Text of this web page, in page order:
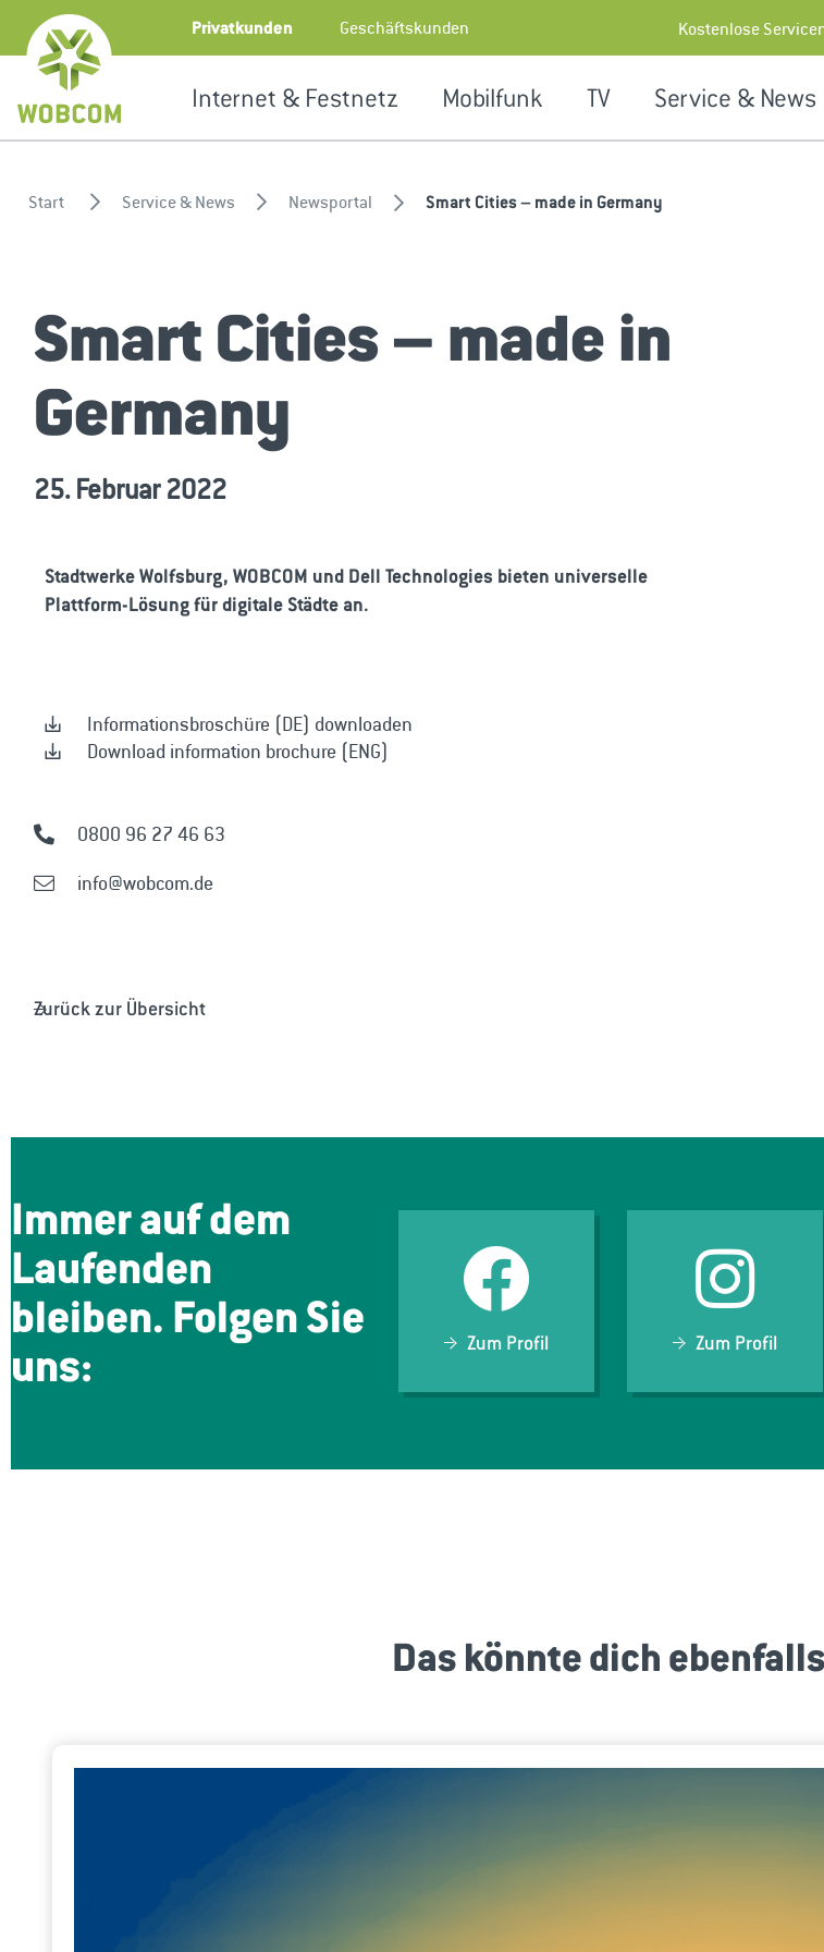
Zum Inhalt springen
Privatkunden Geschäftskunden Kostenlose
Internet & Festnetz Mobilfunk TV Service & News
Start Service & News Newsportal Smart Cities – made in Germany
Smart Cities – made in
Germany
25. Februar 2022
Stadtwerke Wolfsburg, WOBCOM und Dell Technologies bieten universelle
Plattform-Lösung für digitale Städte an.
Informationsbroschüre (DE) downloaden
Download information brochure (ENG)
0800 96 27 46 63
info@wobcom.de
Zurück zur Übersicht
Immer auf dem
Laufenden
bleiben. Folgen Sie
uns:
Zum Profil Zum Profil
Das könnte dich